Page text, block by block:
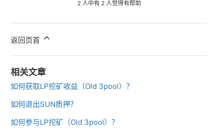
2 人中有 2 人觉得有帮助
返回页首
相关文章
如何获取LP挖矿收益（Old 3pool）？
如何退出SUN质押？
如何参与LP挖矿（Old 3pool）？